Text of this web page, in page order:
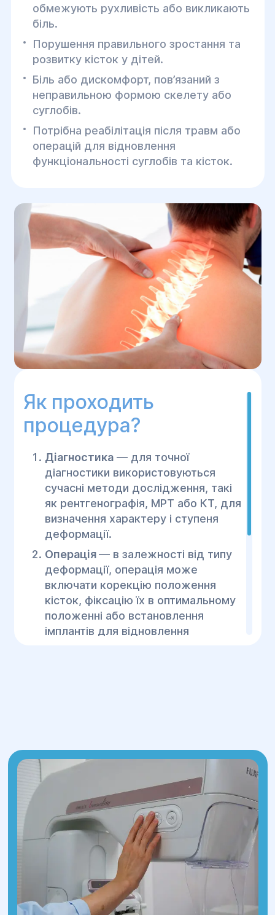
обмежують рухливість або викликають
біль.
Порушення правильного зростання та
розвитку кісток у дітей.
Біль або дискомфорт, пов’язаний з
неправильною формою скелету або
суглобів.
Потрібна реабілітація після травм або
операцій для відновлення
функціональності суглобів та кісток.
Як проходить
процедура?
Діагностика— для точної
діагностики використовуються
сучасні методи дослідження, такі
як рентгенографія, МРТ або КТ, для
визначення характеру і ступеня
деформації.
Операція— в залежності від типу
деформації, операція може
включати корекцію положення
кісток, фіксацію їх в оптимальному
положенні або встановлення
імплантів для відновлення
для відновлення рухливості та
зміцнення м’язів, а також для
профілактики ускладнень.